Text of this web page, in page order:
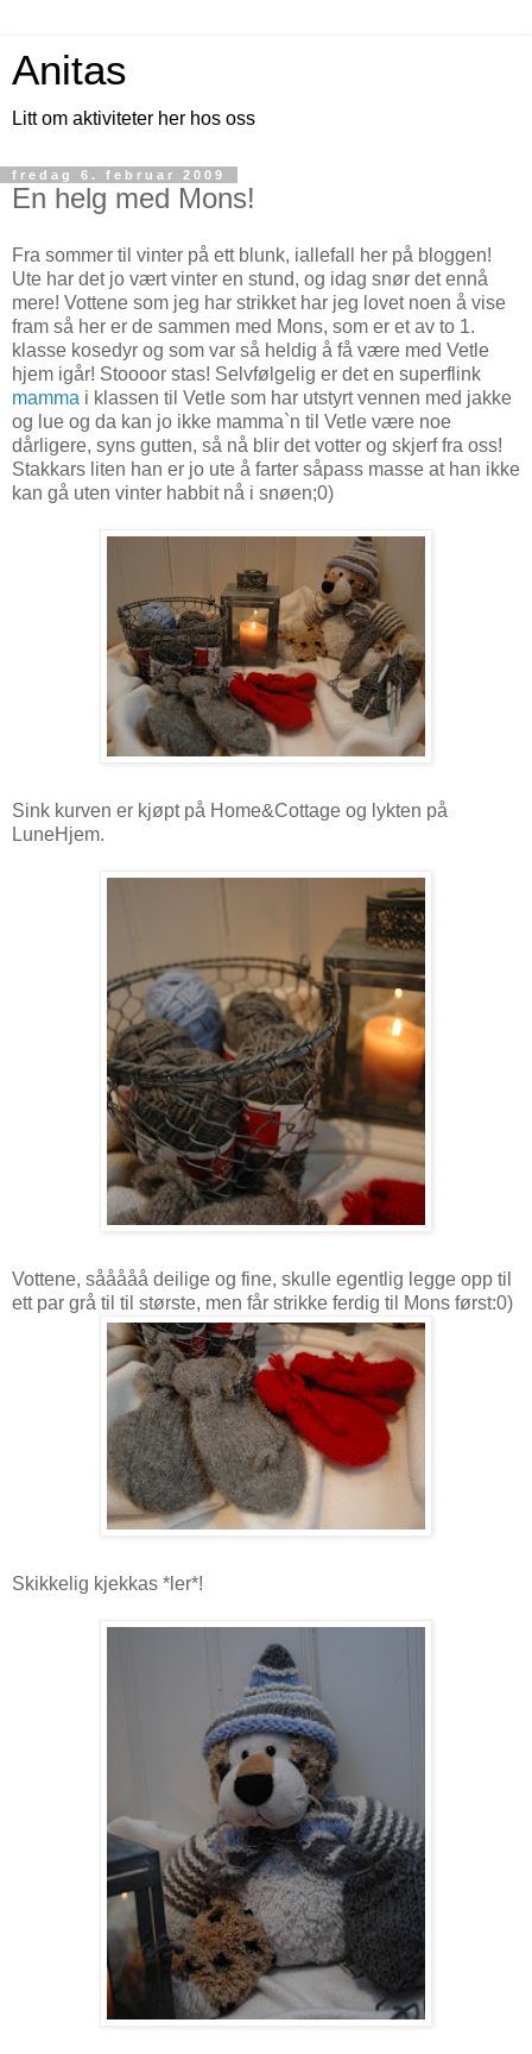
Anitas
Litt om aktiviteter her hos oss
fredag 6. februar 2009
En helg med Mons!
Fra sommer til vinter på ett blunk, iallefall her på bloggen!
Ute har det jo vært vinter en stund, og idag snør det ennå
mere! Vottene som jeg har strikket har jeg lovet noen å vise
fram så her er de sammen med Mons, som er et av to 1.
klasse kosedyr og som var så heldig å få være med Vetle
hjem igår! Stoooor stas! Selvfølgelig er det en superflink
mamma i klassen til Vetle som har utstyrt vennen med jakke
og lue og da kan jo ikke mamma`n til Vetle være noe
dårligere, syns gutten, så nå blir det votter og skjerf fra oss!
Stakkars liten han er jo ute å farter såpass masse at han ikke
kan gå uten vinter habbit nå i snøen;0)
Sink kurven er kjøpt på Home&Cottage og lykten på
LuneHjem.
Vottene, sååååå deilige og fine, skulle egentlig legge opp til
ett par grå til til største, men får strikke ferdig til Mons først:0)
Skikkelig kjekkas *ler*!